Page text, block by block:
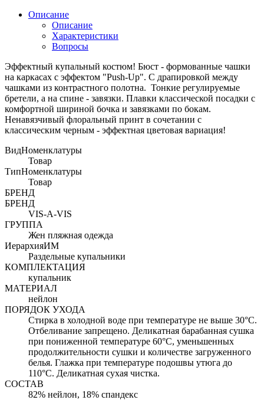
Описание
Описание
Характеристики
Вопросы
Эффектный купальный костюм! Бюст - формованные чашки
на каркасах с эффектом "Push-Up". С драпировкой между
чашками из контрастного полотна. Тонкие регулируемые
бретели, а на спине - завязки. Плавки классической посадки с
комфортной шириной бочка и завязками по бокам.
Ненавязчивый флоральный принт в сочетании с
классическим черным - эффектная цветовая вариация!
ВидНоменклатуры
Товар
ТипНоменклатуры
Товар
БРЕНД
БРЕНД
VIS-A-VIS
ГРУППА
Жен пляжная одежда
ИерархияИМ
Раздельные купальники
КОМПЛЕКТАЦИЯ
купальник
МАТЕРИАЛ
нейлон
ПОРЯДОК УХОДА
Стирка в холодной воде при температуре не выше 30°C.
Отбеливание запрещено. Деликатная барабанная сушка
при пониженной температуре 60°C, уменьшенных
продолжительности сушки и количестве загруженного
белья. Глажка при температуре подошвы утюга до
110°C. Деликатная сухая чистка.
СОСТАВ
82% нейлон, 18% спандекс